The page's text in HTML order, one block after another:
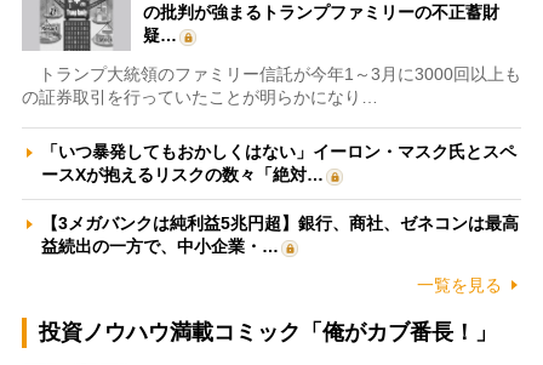
の批判が強まるトランプファミリーの不正蓄財
疑…
トランプ大統領のファミリー信託が今年1～3月に3000回以上も
の証券取引を行っていたことが明らかになり…
「いつ暴発してもおかしくはない」イーロン・マスク氏とスペ
ースXが抱えるリスクの数々「絶対…
【3メガバンクは純利益5兆円超】銀行、商社、ゼネコンは最高
益続出の一方で、中小企業・…
一覧を見る
投資ノウハウ満載コミック「俺がカブ番長！」